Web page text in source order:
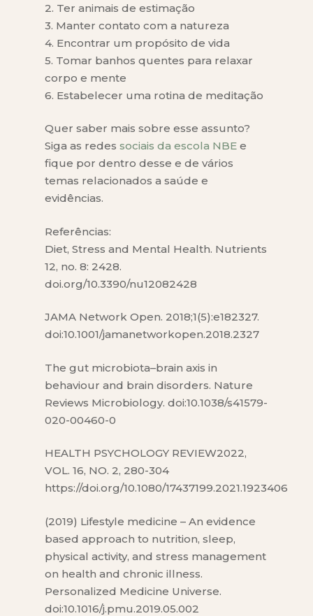
2. Ter animais de estimação
3. Manter contato com a natureza
4. Encontrar um propósito de vida
5. Tomar banhos quentes para relaxar
corpo e mente
6. Estabelecer uma rotina de meditação
Quer saber mais sobre esse assunto?
Siga as redes sociais da escola NBE e
fique por dentro desse e de vários
temas relacionados a saúde e
evidências.
Referências:
Diet, Stress and Mental Health. Nutrients
12, no. 8: 2428.
doi.org/10.3390/nu12082428
JAMA Network Open. 2018;1(5):e182327.
doi:10.1001/jamanetworkopen.2018.2327
The gut microbiota–brain axis in
behaviour and brain disorders. Nature
Reviews Microbiology. doi:10.1038/s41579-
020-00460-0
HEALTH PSYCHOLOGY REVIEW2022,
VOL. 16, NO. 2, 280-304
https://doi.org/10.1080/17437199.2021.1923406
(2019) Lifestyle medicine – An evidence
based approach to nutrition, sleep,
physical activity, and stress management
on health and chronic illness.
Personalized Medicine Universe.
doi:10.1016/j.pmu.2019.05.002